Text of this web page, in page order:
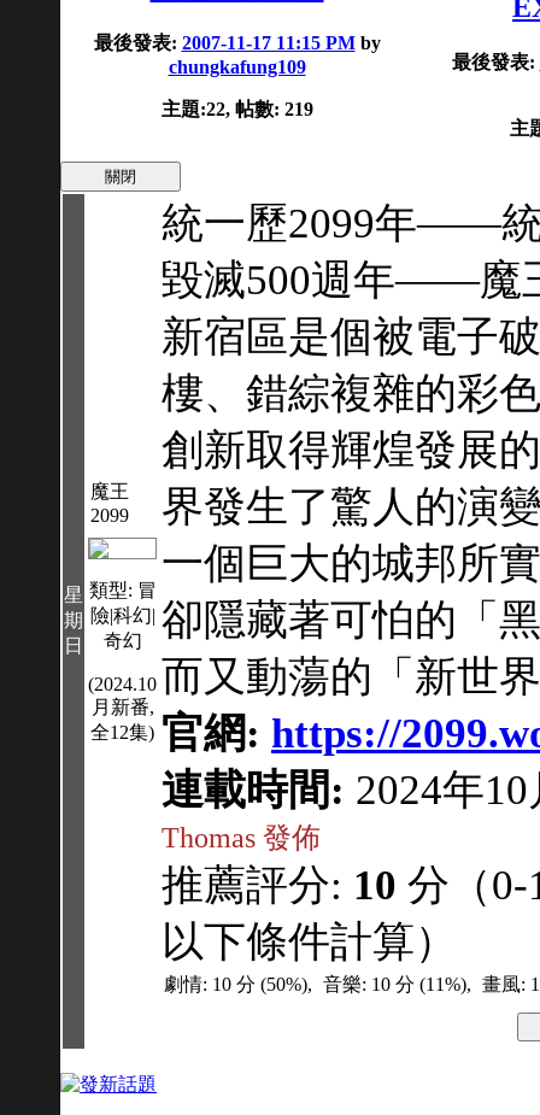
最後發表: 2007-11-17 11:15 PMby
chungkafung109
主題:22, 帖數: 219
最後發表:
主
星
期
日
魔王
2099
類型: 冒
險|科幻|
奇幻
(2024.10
月新番,
全12集)
統一歷2099年——
毀滅500週年——魔
新宿區是個被電子
樓、錯綜複雜的彩
創新取得輝煌發展
界發生了驚人的演
一個巨大的城邦所
卻隱藏著可怕的「
而又動蕩的「新世
官網: https://
連載時間: 2024年
Thomas 發佈
推薦評分: 10 分（0-
以下條件計算）
劇情: 10 分 (50%), 音樂: 10 分 (11%), 畫風: